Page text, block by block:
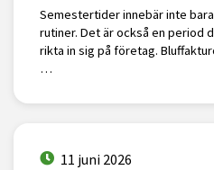
Semestertider innebär inte
rutiner. Det är också en period
rikta in sig på företag.
…
11 juni 2026